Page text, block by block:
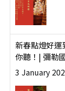
新春點燈好
你聽！| 彌勒
3 January